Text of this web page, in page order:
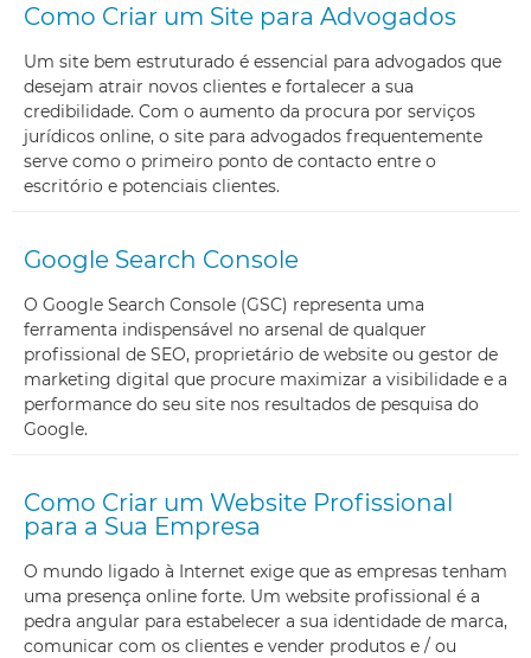
Como Criar um Site para Advogados
Um site bem estruturado é essencial para advogados que
desejam atrair novos clientes e fortalecer a sua
credibilidade. Com o aumento da procura por serviços
jurídicos online, o site para advogados frequentemente
serve como o primeiro ponto de contacto entre o
escritório e potenciais clientes.
Google Search Console
O Google Search Console (GSC) representa uma
ferramenta indispensável no arsenal de qualquer
profissional de SEO, proprietário de website ou gestor de
marketing digital que procure maximizar a visibilidade e a
performance do seu site nos resultados de pesquisa do
Google.
Como Criar um Website Profissional
para a Sua Empresa
O mundo ligado à Internet exige que as empresas tenham
uma presença online forte. Um website profissional é a
pedra angular para estabelecer a sua identidade de marca,
comunicar com os clientes e vender produtos e / ou